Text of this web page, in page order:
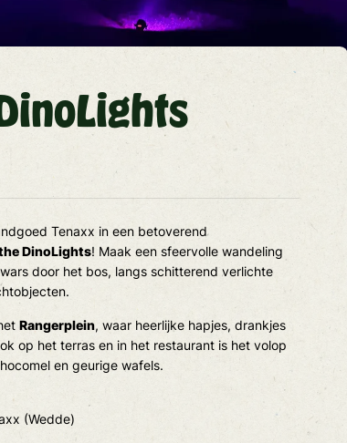
Tenaxx in een betoverend
DinoLights! Maak een sfeervolle wandeling
door het bos, langs schitterend verlichte
Rangerplein, waar heerlijke hapjes, drankjes
op het terras en in het restaurant is het volop
en geurige wafels.
(Wedde)